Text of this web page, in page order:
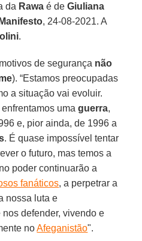
da Rawa é deGiuliana
Manifesto, 24-08-2021. A
.
de segurança não
). “Estamos preocupadas
a situação vai evoluir.
enfrentamos umaguerra,
e, pior ainda, de 1996 a
. É quase impossível tentar
o futuro, mas temos a
poder continuarão a
fanáticos, a perpetrar a
nossa luta e
defender, vivendo e
noAfeganistão".